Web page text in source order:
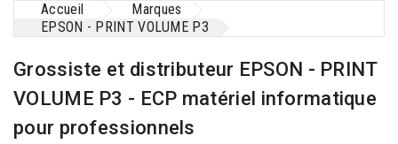
Accueil
Marques
EPSON - PRINT VOLUME P3
Grossiste et distributeur EPSON - PRINT
VOLUME P3 - ECP matériel informatique
pour professionnels